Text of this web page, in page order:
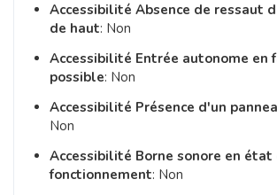
Accessibilité Absence de ressaut
de haut: Non
Accessibilité Entrée autonome
possible: Non
Accessibilité Présence d'un
Non
Accessibilité Borne sonore en état
fonctionnement: Non